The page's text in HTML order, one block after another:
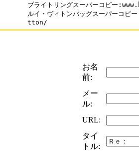
ブライトリングスーパーコピー
ルイ・ヴィトンバッグスーパー
tton/
お名
前:
メー
ル:
URL:
タイ
トル: